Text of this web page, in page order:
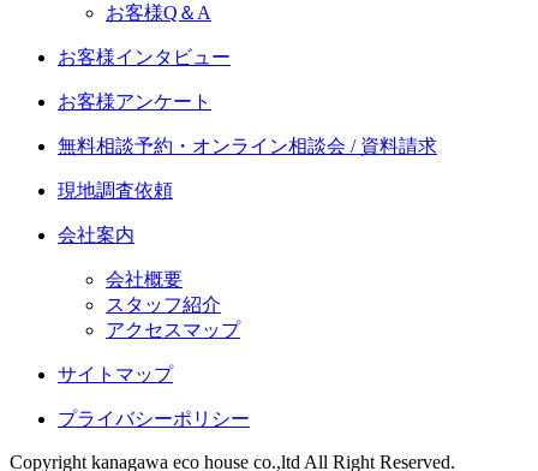
お客様Q＆A
お客様インタビュー
お客様アンケート
無料相談予約・オンライン相談会 / 資料請求
現地調査依頼
会社案内
会社概要
スタッフ紹介
アクセスマップ
サイトマップ
プライバシーポリシー
Copyright kanagawa eco house co.,ltd All Right Reserved.